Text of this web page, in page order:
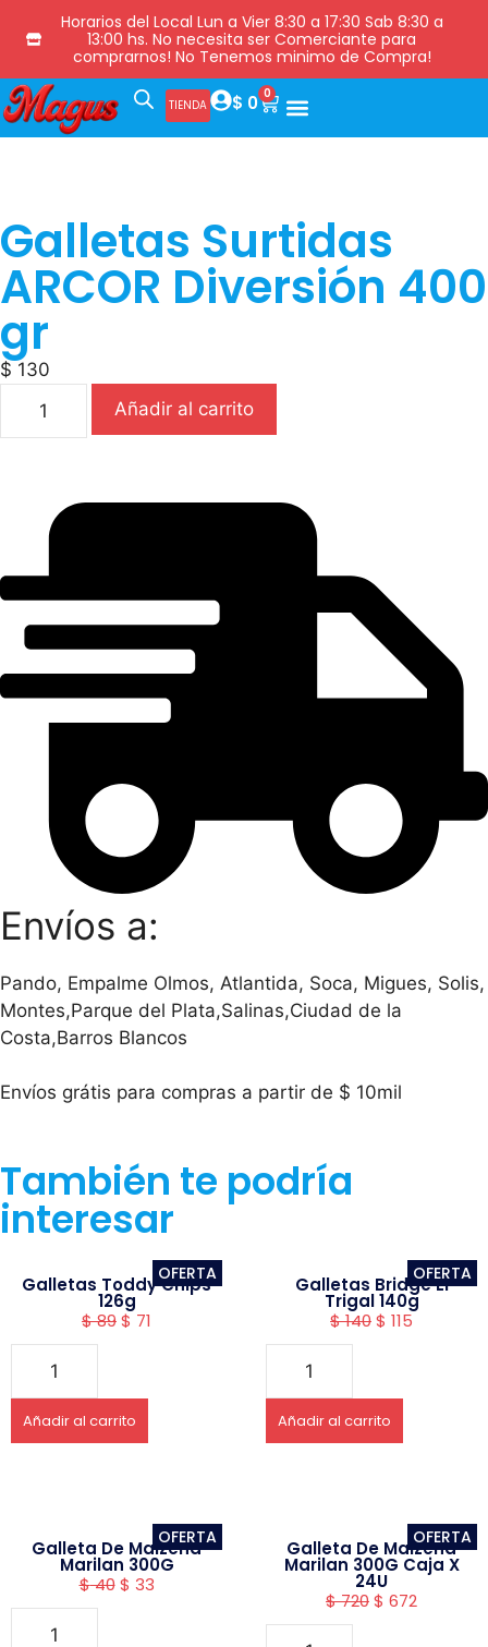
Horarios del Local Lun a Vier 8:30 a 17:30 Sab 8:30 a
13:00 hs. No necesita ser Comerciante para
comprarnos! No Tenemos minimo de Compra!
TIENDA $ 0 0
Galletas Surtidas
ARCOR Diversión 400
gr
$ 130
Añadir al carrito
Envíos a:
Pando, Empalme Olmos, Atlantida, Soca, Migues, Solis,
Montes,Parque del Plata,Salinas,Ciudad de la
Costa,Barros Blancos
Envíos grátis para compras a partir de $ 10mil
También te podría
interesar
OFERTA
Galletas Toddy Chips
126g
$89$ 71
Añadir al carrito
OFERTA
Galletas Bridge El
Trigal 140g
$140$ 115
Añadir al carrito
OFERTA
Galleta De Maizena
Marilan 300G
$40 $ 33
OFERTA
Galleta De Maizena
Marilan 300G Caja X
24U
$720$ 672